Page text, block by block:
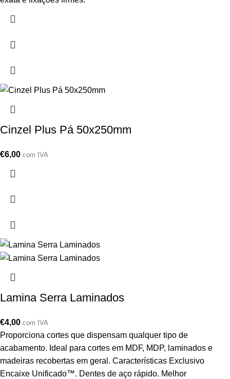
Cinzel Plus Pá 50x250mm
€6,00 com IVA
Lamina Serra Laminados
€4,00 com IVA
Proporciona cortes que dispensam qualquer tipo de
acabamento. Ideal para cortes em MDF, MDP, laminados e
madeiras recobertas em geral. Características Exclusivo
Encaixe Unificado™. Dentes de aço rápido. Melhor